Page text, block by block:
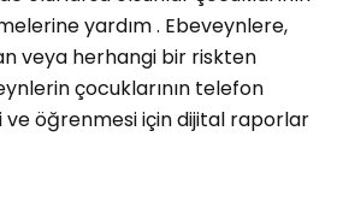
yardım . Ebeveynlere,
veya herhangi bir riskten
çocuklarının telefon
ve öğrenmesi için dijital raporlar